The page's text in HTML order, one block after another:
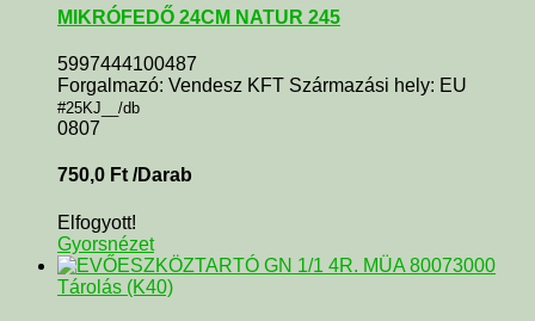
MIKRÓFEDŐ 24CM NATUR 245
5997444100487
Forgalmazó: Vendesz KFT Származási hely: EU
#25KJ__/db
0807
750,0 Ft /Darab
Elfogyott!
Gyorsnézet
Tárolás (K40)